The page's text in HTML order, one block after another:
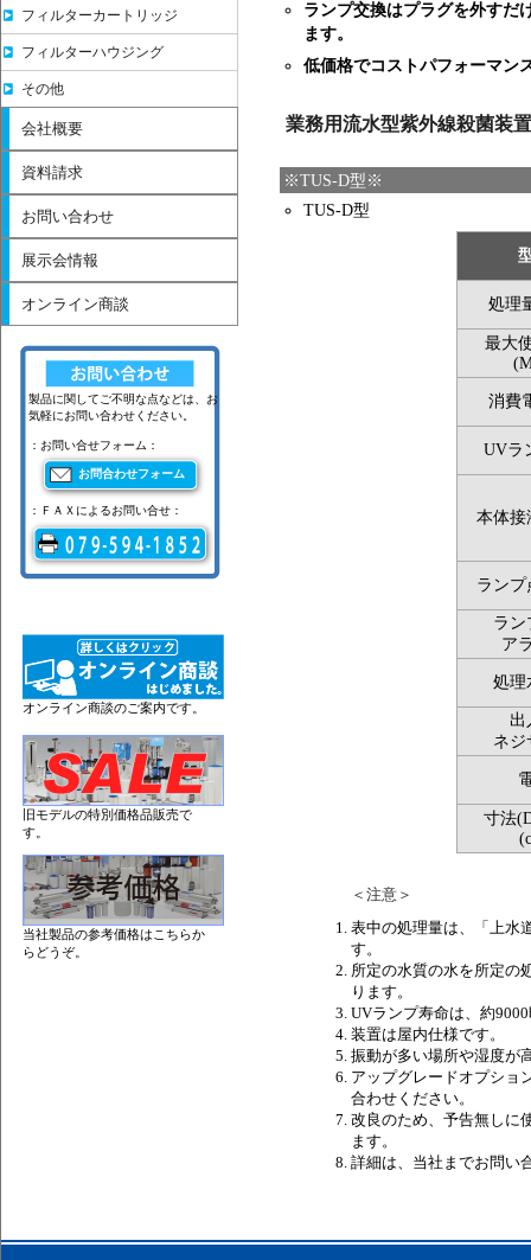
ランプ交換はプラグを外すだ
ます。
低価格でコストパフォーマン
業務用流水型紫外線殺菌装
※TUS-D型※
TUS-D型
処理
最大
消費
UVラ
本体接
ランプ
ラン
ア
処理
出
ネジ
寸法
＜注意＞
表中の処理量は、「上水
す。
所定の水質の水を所定の
ります。
UVランプ寿命は、約
装置は屋内仕様です。
振動が多い場所や湿度が
アップグレードオプショ
合わせください。
改良のため、予告無しに
ます。
詳細は、当社までお問い
フィルターカートリッジ
フィルターハウジング
その他
会社概要
資料請求
お問い合わせ
展示会情報
オンライン商談
製品に関してご不明な点などは、お
気軽にお問い合わせください。
：お問い合せフォーム：
お問合わせフォーム
：ＦＡＸによるお問い合せ：
オンライン商談のご案内です。
旧モデルの特別価格品販売で
す。
当社製品の参考価格はこちらか
らどうぞ。